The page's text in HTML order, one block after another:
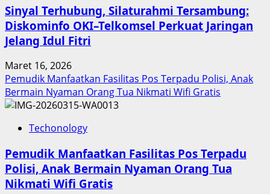
Sinyal Terhubung, Silaturahmi Tersambung:
Diskominfo OKI–Telkomsel Perkuat Jaringan
Jelang Idul Fitri
Maret 16, 2026
Pemudik Manfaatkan Fasilitas Pos Terpadu Polisi, Anak
Bermain Nyaman Orang Tua Nikmati Wifi Gratis
Techonology
Pemudik Manfaatkan Fasilitas Pos Terpadu
Polisi, Anak Bermain Nyaman Orang Tua
Nikmati Wifi Gratis